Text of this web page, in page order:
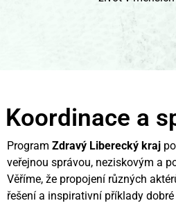
Koordinace a
Program Zdravý Liberecký kraj
veřejnou správou, neziskovým a
Věříme, že propojení různých
řešení a inspirativní příklady dobré